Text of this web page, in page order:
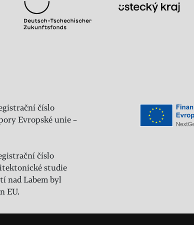
číslo
Evropské unie –
číslo
studie
nad Labem byl
EU.